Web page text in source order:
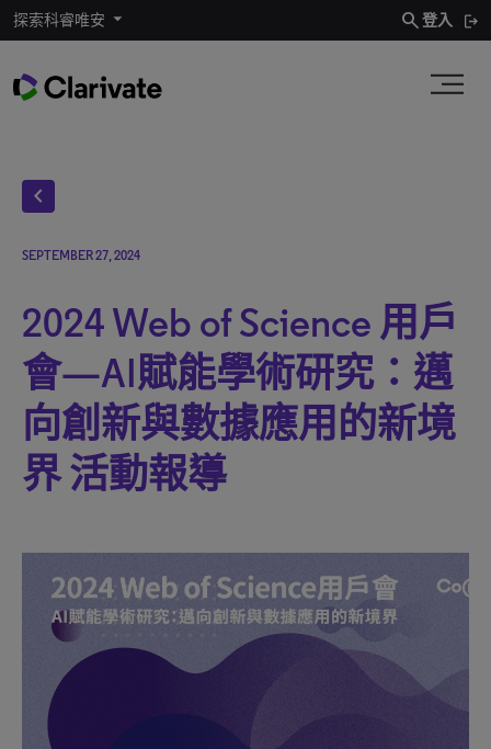
探索科睿唯安 search登入
chevron_left
SEPTEMBER 27, 2024
2024 Web of Science 用戶
會—AI賦能學術研究：邁
向創新與數據應用的新境
界 活動報導